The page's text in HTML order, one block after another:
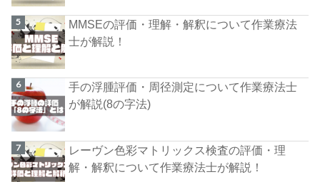
MMSEの評価・理解・解釈について作業療法
士が解説！
手の浮腫評価・周径測定について作業療法士
が解説(8の字法)
レーヴン色彩マトリックス検査の評価・理
解・解釈について作業療法士が解説！